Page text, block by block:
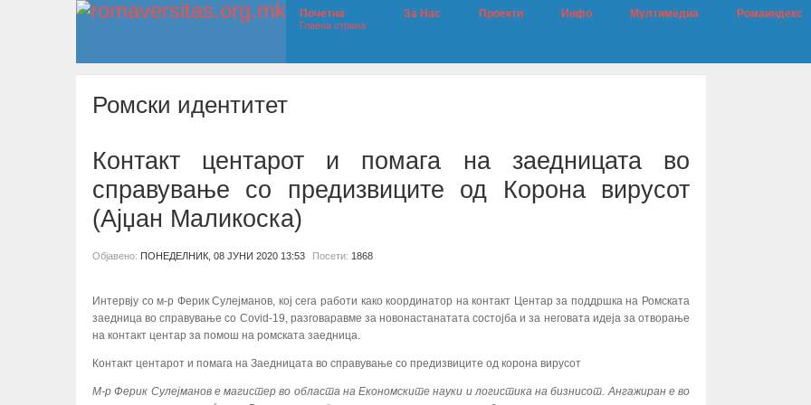
Почетна
Главна страна
За Нас Проекти Инфо Мултимедиа Ромаиндекс
Ромски идентитет
Контакт центарот и помага на заедницата во
справување со предизвиците од Корона вирусот
(Ајџан Маликоска)
Објавено: ПОНЕДЕЛНИК, 08 ЈУНИ 2020 13:53 Посети: 1868
Интервју со м-р Ферик Сулејманов, кој сега работи како координатор на контакт Центар за поддршка на Ромската
заедница во справување со Covid-19, разговаравме за новонастанатата состојба и за неговата идеја за отворање
на контакт центар за помош на ромската заедница.
Контакт центарот и помага на Заедницата во справување со предизвиците од корона вирусот
М-р Ферик Сулејманов е магистер во областа на Економските науки и логистика на бизнисот. Ангажиран е во